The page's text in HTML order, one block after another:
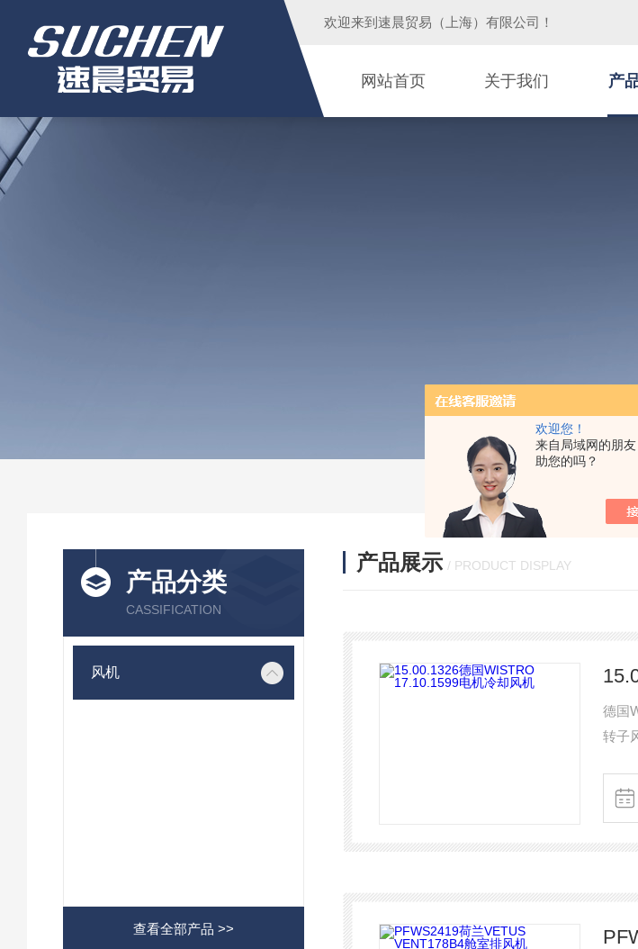
欢迎您！
来自局域网的朋
助您的吗？
欢迎来到 速晨贸易（上海）有限公司 ！
网站首页 关于我们 产
产品分类
CASSIFICATION
风机
查看全部产品 >>
产品展示 / PRODUCT DISPLAY
德国
转子
用
车